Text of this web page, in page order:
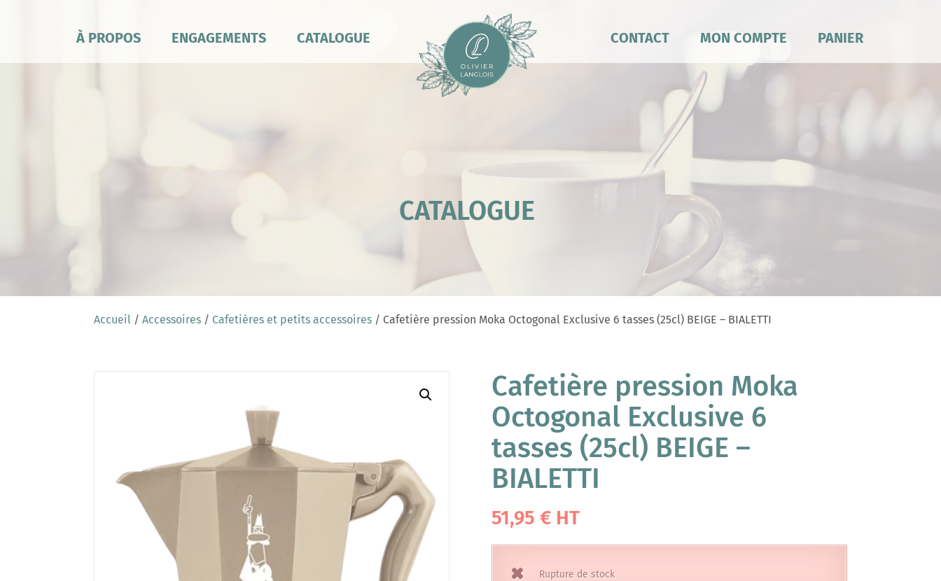
À PROPOS ENGAGEMENTS CATALOGUE CONTACT MON COMPTE PANIER
CATALOGUE
Accueil /Accessoires / Cafetières et petits accessoires / Cafetière pression Moka Octogonal Exclusive 6 tasses (25cl) BEIGE – BIALETTI
Cafetière pression Moka
Octogonal Exclusive 6
tasses (25cl) BEIGE –
BIALETTI
51,95 € HT
Rupture de stock